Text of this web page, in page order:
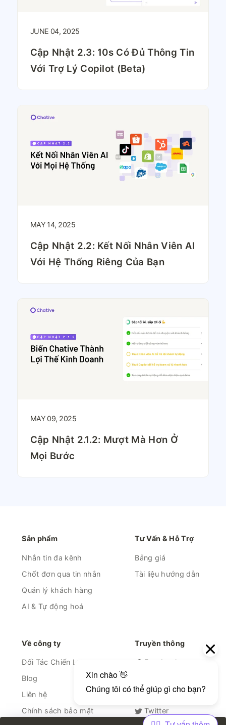
JUNE 04, 2025
Cập Nhật 2.3: 10s Có Đủ Thông Tin
Với Trợ Lý Copilot (Beta)
MAY 14, 2025
Cập Nhật 2.2: Kết Nối Nhân Viên AI
Với Hệ Thống Riêng Của Bạn
MAY 09, 2025
Cập Nhật 2.1.2: Mượt Mà Hơn Ở
Mọi Bước
Sản phẩm
Nhắn tin đa kênh
Chốt đơn qua tin nhắn
Quản lý khách hàng
AI & Tự động hoá
Tư Vấn & Hỗ Trợ
Bảng giá
Tài liệu hướng dẫn
Về công ty
Đối Tác Chiến Lược
Blog
Liên hệ
Chính sách bảo mật
Truyền thông
Facebook
Youtube
Twitter